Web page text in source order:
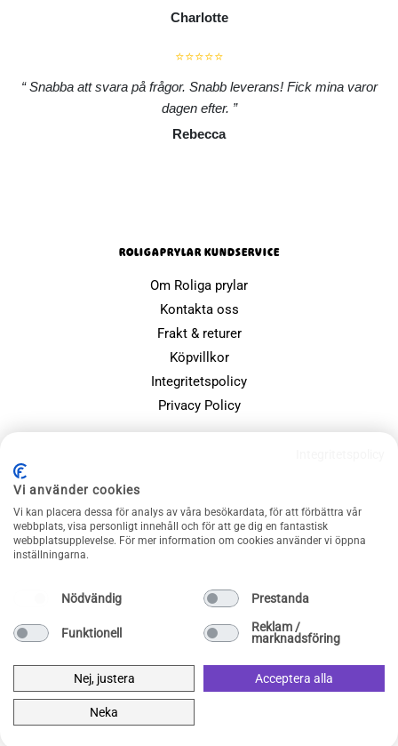
Charlotte
⭐⭐⭐⭐⭐
Snabba att svara på frågor. Snabb leverans! Fick mina varor
dagen efter.
Rebecca
ROLIGAPRYLAR KUNDSERVICE
Om Roliga prylar
Kontakta oss
Frakt & returer
Köpvillkor
Integritetspolicy
Privacy Policy
Julklappsspelet
Merchandise
Vi använder cookies
Vi kan placera dessa för analys av våra besökardata, för att förbättra vår
webbplats, visa personligt innehåll och för att ge dig en fantastisk
webbplatsupplevelse. För mer information om cookies använder vi öppna
inställningarna.
Nödvändig Prestanda
Funktionell
Reklam /
marknadsföring
Nej, justera Acceptera alla
Neka